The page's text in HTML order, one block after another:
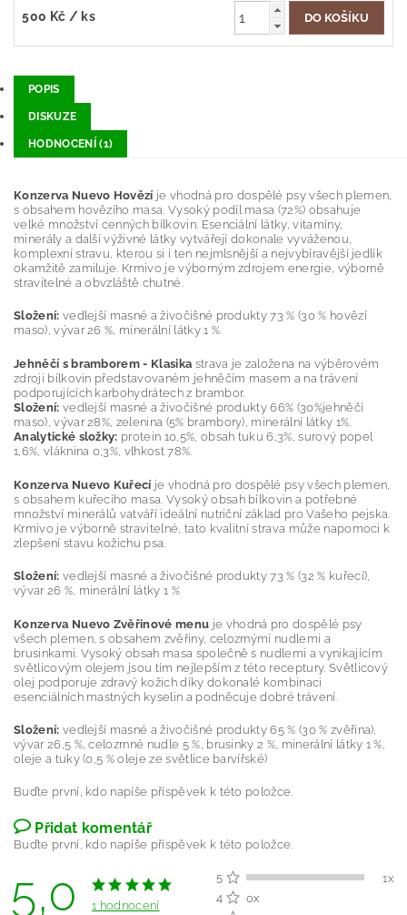
500 Kč / ks
POPIS
DISKUZE
HODNOCENÍ (1)
Konzerva Nuevo Hovězí je vhodná pro dospělé psy všech plemen,
s obsahem hovězího masa. Vysoký podíl masa (72%) obsahuje
velké množství cenných bílkovin. Esenciální látky, vitamíny,
minerály a další výživné látky vytvářejí dokonale vyváženou,
komplexní stravu, kterou si i ten nejmlsnější a nejvybíravější jedlík
okamžitě zamiluje. Krmivo je výborným zdrojem energie, výborně
stravitelné a obvzláště chutné.
Složení: vedlejší masné a živočišné produkty 73 % (30 % hovězí
maso), vývar 26 %, minerální látky 1 %.
Jehněčí s bramborem - Klasika strava je založena na výběrovém
zdroji bílkovin představovaném jehněčím masem a na trávení
podporujících karbohydrátech z brambor.
Složení: vedlejší masné a živočišné produkty 66% (30%jehněčí
maso), vývar 28%, zelenina (5% brambory), minerální látky 1%.
Analytické složky: protein 10,5%, obsah tuku 6,3%, surový popel
1,6%, vláknina 0,3%, vlhkost 78%.
Konzerva Nuevo Kuřecí je vhodná pro dospělé psy všech plemen,
s obsahem kuřecího masa. Vysoký obsah bílkovin a potřebné
množství minerálů vatváří ideální nutriční základ pro Vašeho pejska.
Krmivo je výborně stravitelné, tato kvalitní strava může napomoci k
zlepšení stavu kožichu psa.
Složení: vedlejší masné a živočišné produkty 73 % (32 % kuřecí),
vývar 26 %, minerální látky 1 %
Konzerva Nuevo Zvěřinové menu je vhodná pro dospělé psy
všech plemen, s obsahem zvěřiny, celozrnými nudlemi a
brusinkami. Vysoký obsah masa společně s nudlemi a vynikajícím
světlicovým olejem jsou tím nejlepším z této receptury. Světlicový
olej podporuje zdravý kožich díky dokonalé kombinaci
esenciálních mastných kyselin a podněcuje dobré trávení.
Složení: vedlejší masné a živočišné produkty 65 % (30 % zvěřina),
vývar 26,5 %, celozrnné nudle 5 %, brusinky 2 %, minerální látky 1 %,
oleje a tuky (0,5 % oleje ze světlice barvířské)
Buďte první, kdo napíše příspěvek k této položce.
Přidat komentář
Buďte první, kdo napíše příspěvek k této položce.
5,0 1 hodnocení
5
1x
4
0x